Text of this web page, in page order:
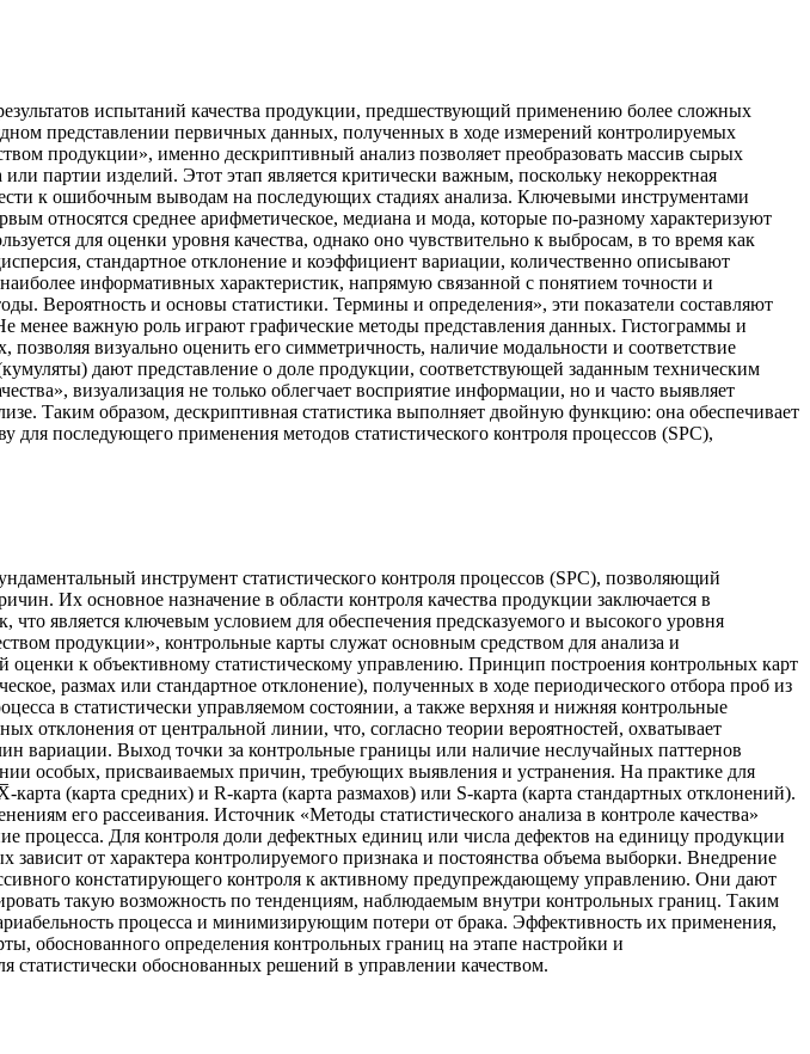
испытаний качества продукции, предшествующий применению более сложных
представлении первичных данных, полученных в ходе измерений контролируемых
продукции», именно дескриптивный анализ позволяет преобразовать массив сырых
партии изделий. Этот этап является критически важным, поскольку некорректная
к ошибочным выводам на последующих стадиях анализа. Ключевыми инструментами
относятся среднее арифметическое, медиана и мода, которые по-разному характеризуют
для оценки уровня качества, однако оно чувствительно к выбросам, в то время как
стандартное отклонение и коэффициент вариации, количественно описывают
информативных характеристик, напрямую связанной с понятием точности и
Вероятность и основы статистики. Термины и определения», эти показатели составляют
менее важную роль играют графические методы представления данных. Гистограммы и
визуально оценить его симметричность, наличие модальности и соответствие
дают представление о доле продукции, соответствующей заданным техническим
визуализация не только облегчает восприятие информации, но и часто выявляет
Таким образом, дескриптивная статистика выполняет двойную функцию: она обеспечивает
последующего применения методов статистического контроля процессов (SPC),
инструмент статистического контроля процессов (SPC), позволяющий
Их основное назначение в области контроля качества продукции заключается в
является ключевым условием для обеспечения предсказуемого и высокого уровня
продукции», контрольные карты служат основным средством для анализа и
оценки к объективному статистическому управлению. Принцип построения контрольных карт
размах или стандартное отклонение), полученных в ходе периодического отбора проб из
в статистически управляемом состоянии, а также верхняя и нижняя контрольные
отклонения от центральной линии, что, согласно теории вероятностей, охватывает
вариации. Выход точки за контрольные границы или наличие неслучайных паттернов
особых, присваиваемых причин, требующих выявления и устранения. На практике для
(карта средних) и R-карта (карта размахов) или S-карта (карта стандартных отклонений).
его рассеивания. Источник «Методы статистического анализа в контроле качества»
процесса. Для контроля доли дефектных единиц или числа дефектов на единицу продукции
от характера контролируемого признака и постоянства объема выборки. Внедрение
констатирующего контроля к активному предупреждающему управлению. Они дают
такую возможность по тенденциям, наблюдаемым внутри контрольных границ. Таким
процесса и минимизирующим потери от брака. Эффективность их применения,
обоснованного определения контрольных границ на этапе настройки и
статистически обоснованных решений в управлении качеством.